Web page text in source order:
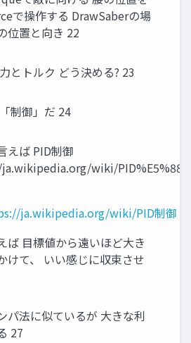
で操作する DrawSaberの場
位置と向き 22
とトルク どう決める? 23
制御」だ 24
えば PID制御
wiki/
ja.wikipedia.org/wiki/PID制御
ば 目標値から遠いほど大き
けて、 いい感じに収束させ
パ法に似ているが 大きな利
27